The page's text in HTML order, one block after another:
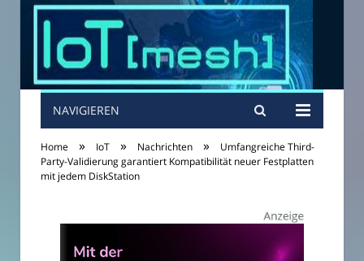
NAVIGIEREN
Home » IoT » Nachrichten »
Umfangreiche Third-
Party-Validierung garantiert Kompatibilität neuer Festplatten
mit jedem DiskStation